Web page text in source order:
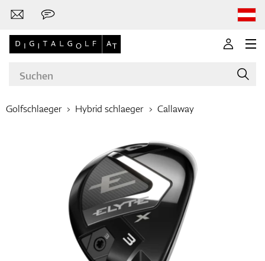
Golfschläger
Bekleidung
Golfschlaeger Hybrid schlaeger Callaway